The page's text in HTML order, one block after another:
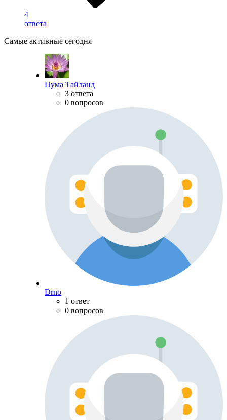
4
ответа
Самые активные сегодня
Пума Тайланд
3 ответа
0 вопросов
Drno
1 ответ
0 вопросов